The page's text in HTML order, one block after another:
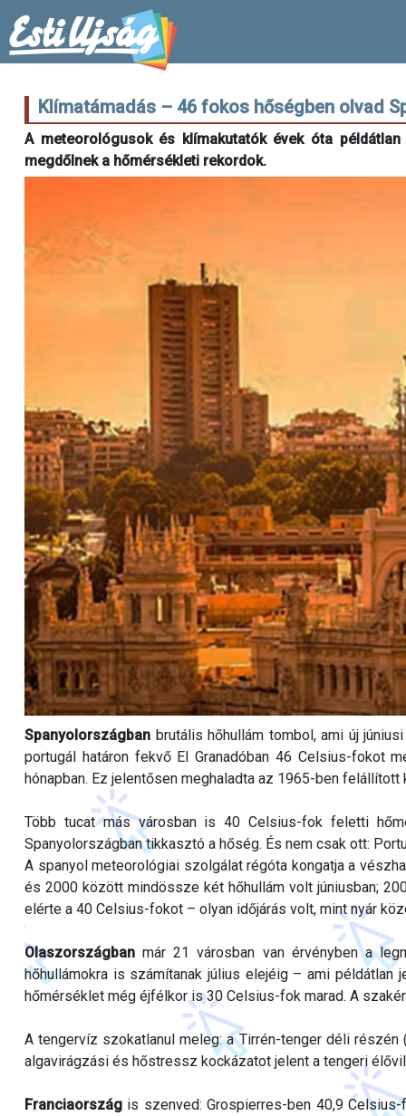
Klímatámadás – 46 fokos hőségben olvad
A meteorológusok és klímakutatók évek óta
megdőlnek a hőmérsékleti rekordok.
Spanyolországban brutális hőhullám tombol, ami új
portugál határon fekvő El Granadóban 46 Celsius-fokot
hónapban. Ez jelentősen meghaladta az 1965-ben felállított
Több tucat más városban is 40 Celsius-fok feletti
Spanyolországban tikkasztó a hőség. És nem csak ott:
A spanyol meteorológiai szolgálat régóta kongatja a
és 2000 között mindössze két hőhullám volt júniusban;
elérte a 40 Celsius-fokot – olyan időjárás volt, mint nyár
Olaszországban már 21 városban van érvényben a
hőhullámokra is számítanak július elejéig – ami példátlan
hőmérséklet még éjfélkor is 30 Celsius-fok marad. A
A tengervíz szokatlanul meleg: a Tirrén-tenger déli
algavirágzási és hőstressz kockázatot jelent a tengeri
Franciaország is szenved: Grospierres-ben 40,9